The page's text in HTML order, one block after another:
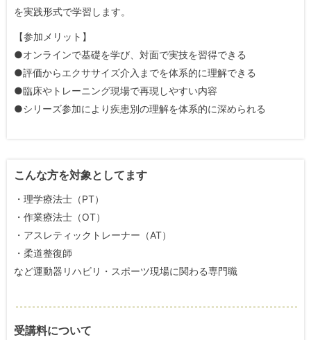
を実践形式で学習します。
【参加メリット】
●オンラインで基礎を学び、対面で実技を習得できる
●評価からエクササイズ介入までを体系的に理解できる
●臨床やトレーニング現場で再現しやすい内容
●シリーズ参加により疾患別の理解を体系的に深められる
こんな方を対象としてます
・理学療法士（PT）
・作業療法士（OT）
・アスレティックトレーナー（AT）
・柔道整復師
など運動器リハビリ・スポーツ現場に関わる専門職
受講料について